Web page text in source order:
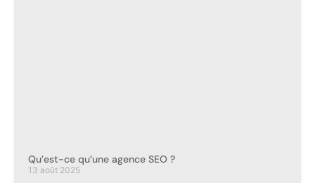
Qu’est-ce qu’une agence SEO ?
13 août 2025